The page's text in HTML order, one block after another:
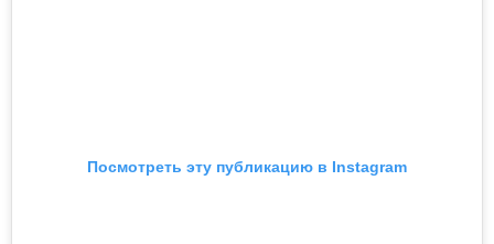
Посмотреть эту публикацию в Instagram